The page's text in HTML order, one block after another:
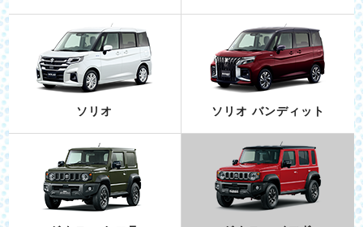
ソリオ ソリオ バンディット